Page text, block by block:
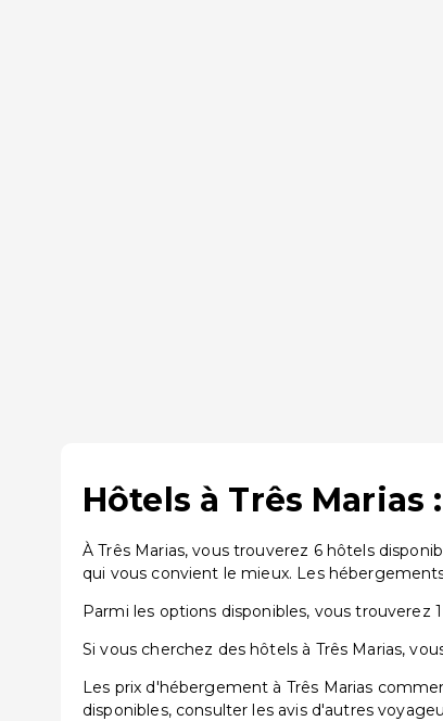
Hôtels à Três
À Três Marias, vous trouverez 6 hôtels
qui vous convient le mieux. Les
Parmi les options disponibles, vous trouverez
Si vous cherchez des hôtels à Três Marias,
Les prix d'hébergement à Três Marias
disponibles, consulter les avis d'autres